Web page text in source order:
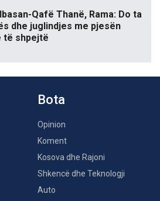
Qafë Thanë, Rama: Do ta
dhe juglindjes me pjesën
të shpejtë
Bota
Opinion
Koment
Kosova dhe Rajoni
Shkencë dhe Teknologji
Auto